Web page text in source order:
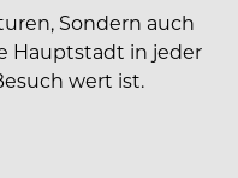
Sondern auch
Hauptstadt in jeder
wert ist.